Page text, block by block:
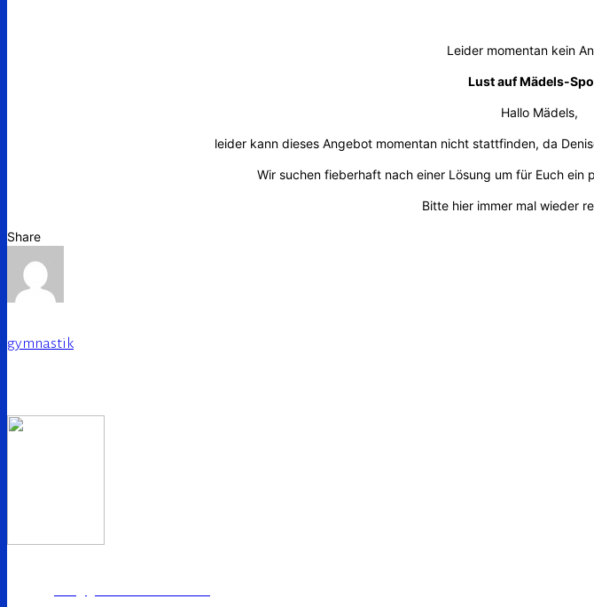
Leider momentan kein
Lust auf Mädels-
Hallo Mädels,
leider kann dieses Angebot momentan nicht stattfinden, da
Wir suchen fieberhaft nach einer Lösung um für Euch ein
Bitte hier immer mal wieder
Share
gymnastik